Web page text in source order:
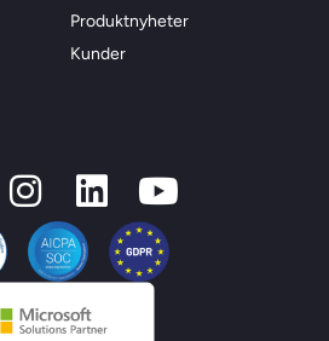
Produktnyheter
Kunder